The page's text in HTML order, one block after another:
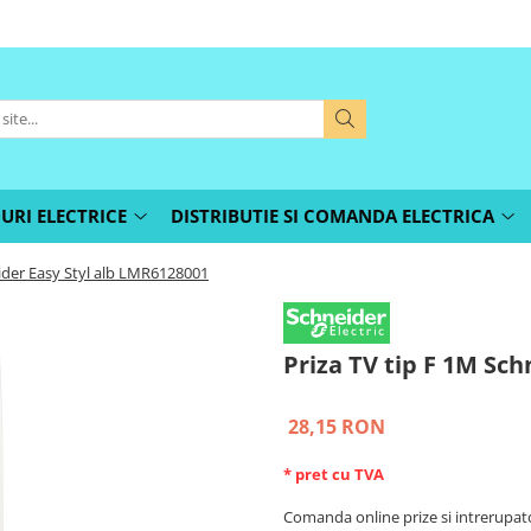
ELECTRICE DISTRIBUTIE SI COMANDA ELECTRICA
Easy Styl alb LMR6128001
Priza TV tip F 1M
28,15 RON
* pret cu TVA
Comanda online prize si